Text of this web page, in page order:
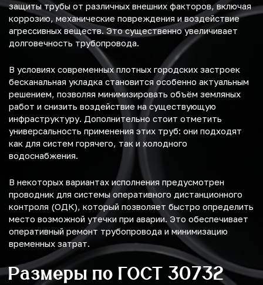
защиты трубы от различных внешних факторов, включая
коррозию, механические повреждения и воздействие
агрессивных веществ. Это существенно увеличивает
долговечность трубопровода.
В условиях современных плотных городских застроек
бесканальная укладка становится особенно актуальным
решением, позволяя минимизировать объём земляных
работ и снизить воздействие на существующую
инфраструктуру. Дополнительно стоит отметить
универсальность применения этих труб: они подходят
как для систем горячего, так и холодного
водоснабжения.
В некоторых вариантах исполнения предусмотрен
проводник для системы оперативного дистанционного
контроля (ОДК), который позволяет быстро определить
место возможной утечки при аварии. Это обеспечивает
оперативный ремонт трубопровода и минимизацию
временных затрат.
Размеры по ГОСТ 30732